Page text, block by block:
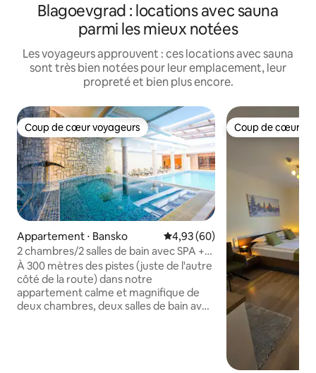
Blagoevgrad : locations avec sauna
parmi les mieux notées
Les voyageurs approuvent : ces locations avec sauna
sont très bien notées pour leur emplacement, leur
propreté et bien plus encore.
Coup de cœur voyageurs
Coup de cœur voyageurs
Appartement ⋅ Bansko Évaluation moyenne sur la
4,93 (60)
2 chambres/2 salles de bain avec SPA +
piscine à 300 m de la route de ski
À 300 mètres des pistes (juste de l'autre
côté de la route) dans notre
appartement calme et magnifique de
deux chambres, deux salles de bain avec
Coup de cœur
Coup de cœur